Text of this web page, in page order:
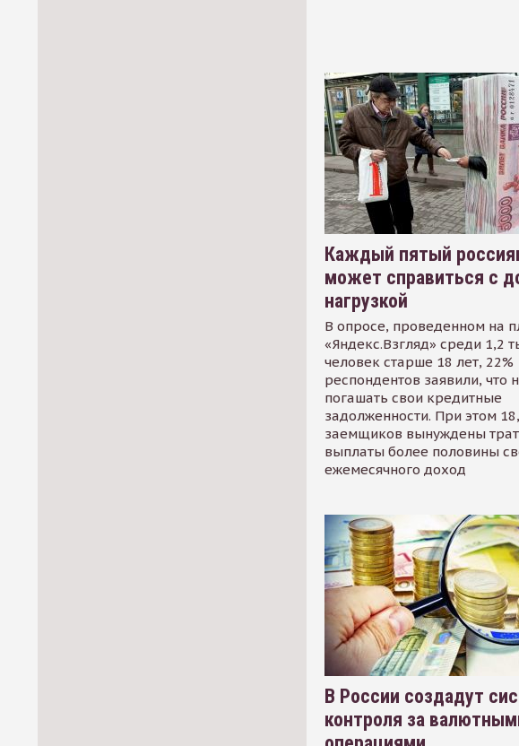
Каждый пятый
может справиться с
нагрузкой
В опросе, проведенном на
«Яндекс.Взгляд» среди 1,2
человек старше 18 лет, 22%
респондентов заявили, что
погашать свои кредитные
задолженности. При этом
заемщиков вынуждены
выплаты более половины
ежемесячного доход
В России создадут
контроля за